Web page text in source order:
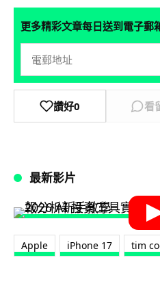
更多精彩文章每日送到電子郵
讚好0 看
最新影片
Apple iPhone 17 tim